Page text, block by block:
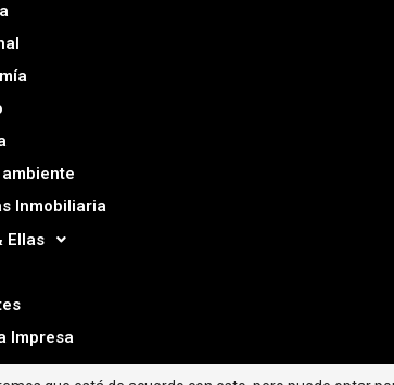
Inmobiliaria
Ellas
Impresa